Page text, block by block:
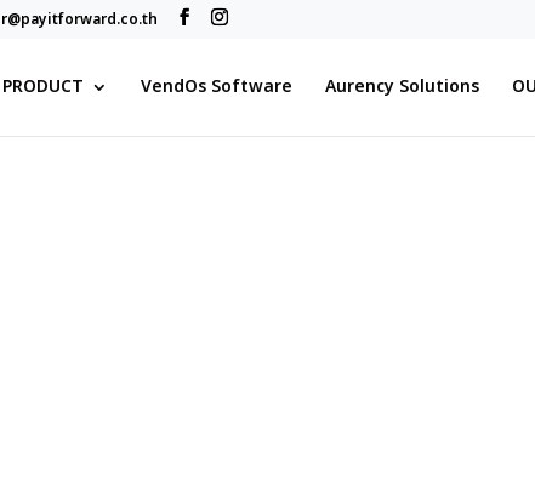
PRODUCT VendOs Software Aurency Solutions